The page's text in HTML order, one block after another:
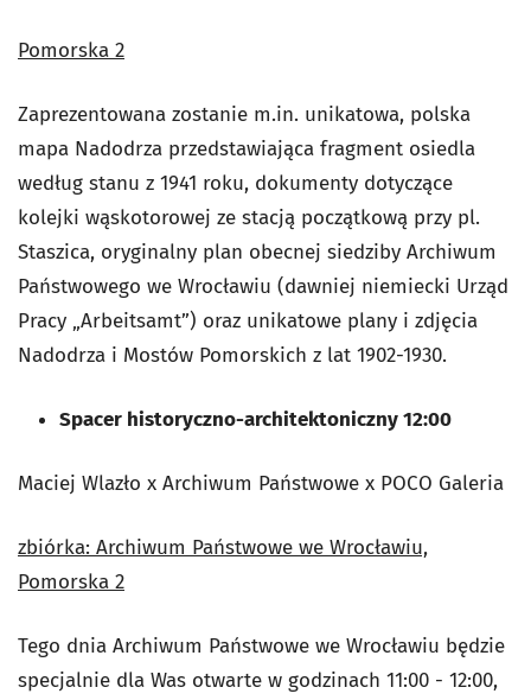
Pomorska 2
Zaprezentowana zostanie m.in. unikatowa, polska
mapa Nadodrza przedstawiająca fragment osiedla
według stanu z 1941 roku, dokumenty dotyczące
kolejki wąskotorowej ze stacją początkową przy pl.
Staszica, oryginalny plan obecnej siedziby Archiwum
Państwowego we Wrocławiu (dawniej niemiecki Urząd
Pracy „Arbeitsamt”) oraz unikatowe plany i zdjęcia
Nadodrza i Mostów Pomorskich z lat 1902-1930.
Spacer historyczno-architektoniczny 12:00
Maciej Wlazło x Archiwum Państwowe x POCO Galeria
zbiórka: Archiwum Państwowe we Wrocławiu,
Pomorska 2
Tego dnia Archiwum Państwowe we Wrocławiu będzie
specjalnie dla Was otwarte w godzinach 11:00 - 12:00,